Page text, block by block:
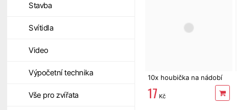
Stavba
Svítidla
Video
Výpočetní technika
Vše pro zvířata
10x houbička na nádobí
17 Kč